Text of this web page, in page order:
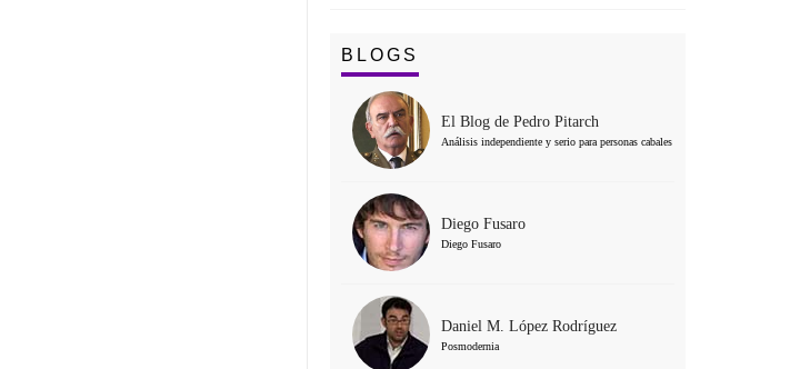
BLOGS
El Blog de Pedro Pitarch
Análisis independiente y serio para personas cabales
Diego Fusaro
Diego Fusaro
Daniel M. López Rodríguez
Posmodernia